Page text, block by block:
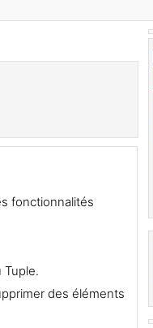
fonctionnalités
Tuple.
des éléments